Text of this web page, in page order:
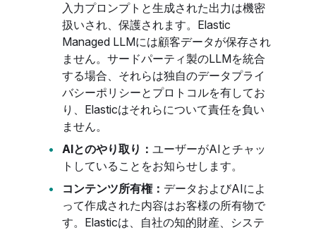
入力プロンプトと生成された出力は機密
扱いされ、保護されます。Elastic
Managed LLMには顧客データが保存され
ません。サードパーティ製のLLMを統合
する場合、それらは独自のデータプライ
バシーポリシーとプロトコルを有してお
り、Elasticはそれらについて責任を負い
ません。
AIとのやり取り： ユーザーがAIとチャッ
トしていることをお知らせします。
コンテンツ所有権： データおよびAIによ
って作成された内容はお客様の所有物で
す。Elasticは、自社の知的財産、システ